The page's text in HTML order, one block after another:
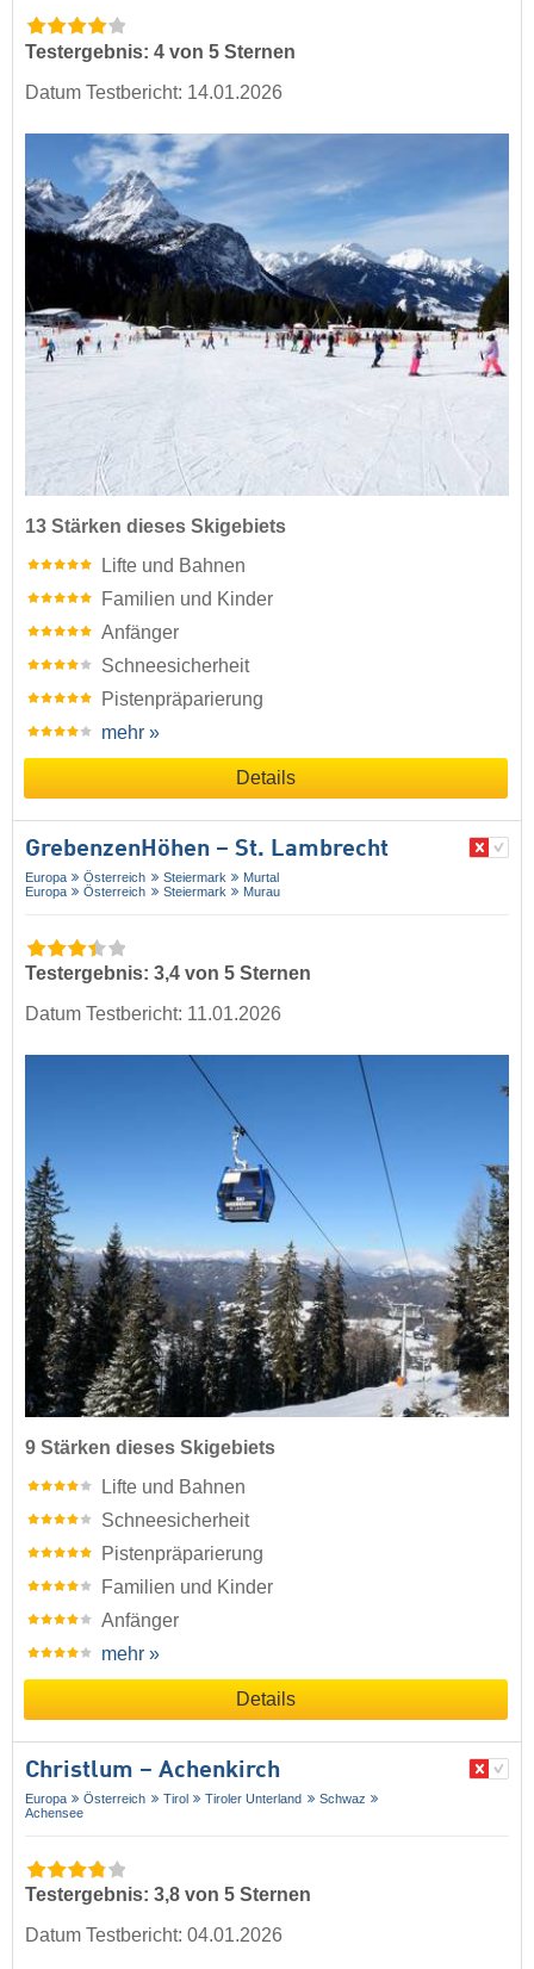
Testergebnis: 4 von 5 Sternen
Datum Testbericht: 14.01.2026
13 Stärken dieses Skigebiets
Lifte und Bahnen
Familien und Kinder
Anfänger
Schneesicherheit
Pistenpräparierung
mehr »
Details
GrebenzenHöhen – St. Lambrecht
Europa Österreich Steiermark
Murtal
Europa
Österreich Steiermark Murau
Testergebnis: 3,4 von 5 Sternen
Datum Testbericht: 11.01.2026
9 Stärken dieses Skigebiets
Lifte und Bahnen
Schneesicherheit
Pistenpräparierung
Familien und Kinder
Anfänger
mehr »
Details
Christlum – Achenkirch
Europa Österreich Tirol Tiroler Unterland
Schwaz
Achensee
Testergebnis: 3,8 von 5 Sternen
Datum Testbericht: 04.01.2026